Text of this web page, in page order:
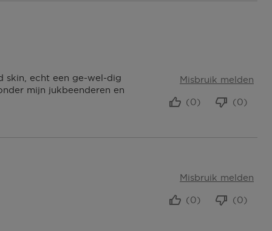
skin, echt een ge-wel-dig
mijn jukbeenderen en
Misbruik melden
(0)
(0)
Misbruik melden
(0)
(0)